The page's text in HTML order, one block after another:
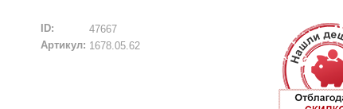
ID:
47667
Артикул: 1678.05.62